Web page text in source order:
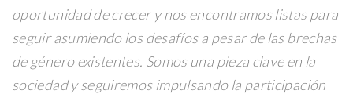
oportunidad de crecer y nos encontramos listas para
seguir asumiendo los desafíos a pesar de las brechas
de género existentes. Somos una pieza clave en la
sociedad y seguiremos impulsando la participación